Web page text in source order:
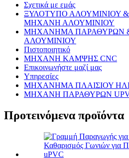
Σχετικά με εμάς
ΞΥΛΟΤΥΠΟ ΑΛΟΥΜΙΝΙΟΥ
ΜΗΧΑΝΗ ΑΛΟΥΜΙΝΙΟΥ
ΜΗΧΑΝΗΜΑ ΠΑΡΑΘΥΡΩΝ
ΑΛΟΥΜΙΝΙΟΥ
Πιστοποιητικό
ΜΗΧΑΝΗ ΚΑΜΨΗΣ CNC
Επικοινωνήστε μαζί μας
Υπηρεσίες
ΜΗΧΑΝΗΜΑ ΠΛΑΙΣΙΟΥ
ΜΗΧΑΝΗ ΠΑΡΑΘΥΡΩΝ
Προτεινόμενα προϊόντα